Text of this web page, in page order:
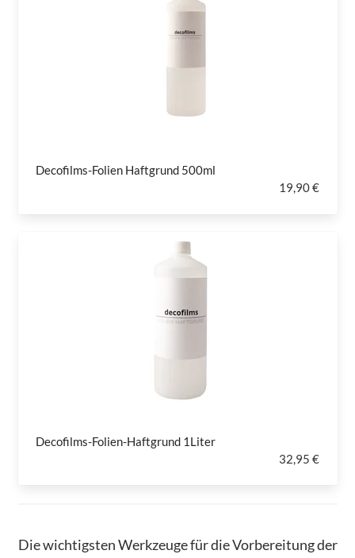
Decofilms-Folien Haftgrund 500ml
19,90 €
Decofilms-Folien-Haftgrund 1Liter
32,95 €
Die wichtigsten Werkzeuge für die Vorbereitung der